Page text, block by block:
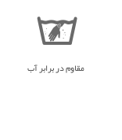
مقاوم در برابر آب